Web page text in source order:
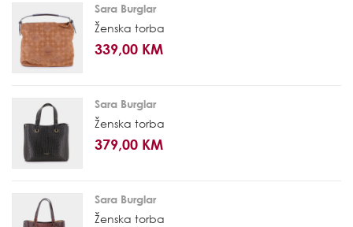
Sara Burglar
Ženska torba
339,00 KM
Sara Burglar
Ženska torba
379,00 KM
Sara Burglar
Ženska torba